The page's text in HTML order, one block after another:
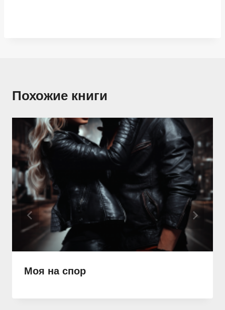
Похожие книги
Моя на спор